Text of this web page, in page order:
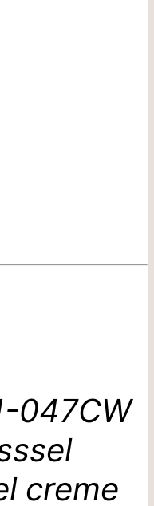
047CW
creme